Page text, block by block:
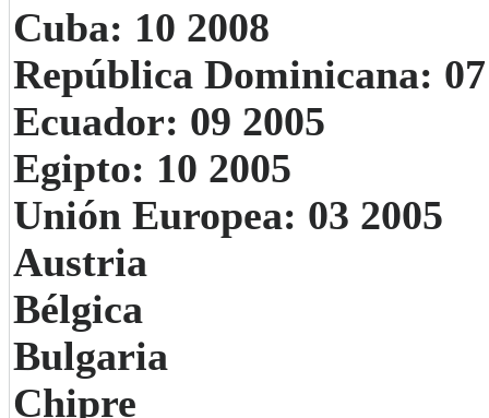
Cuba: 10 2008
República Dominicana:
Ecuador: 09 2005
Egipto: 10 2005
Unión Europea: 03 2005
Austria
Bélgica
Bulgaria
Chipre